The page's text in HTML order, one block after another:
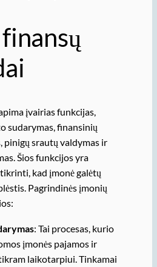
įvairias funkcijas,
sudarymas, finansinių
pinigų srautų valdymas ir
Šios funkcijos yra
kad įmonė galėtų
Pagrindinės įmonių
: Tai procesas, kurio
įmonės pajamos ir
laikotarpiui. Tinkamai